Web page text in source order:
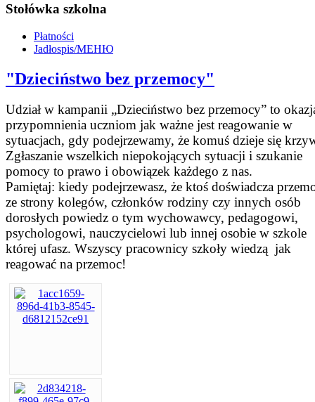
Stołówka szkolna
Płatności
Jadłospis/МЕНЮ
"Dzieciństwo bez przemocy"
Udział w kampanii „Dzieciństwo bez przemocy” to
przypomnienia uczniom jak ważne jest reagowanie w
sytuacjach, gdy podejrzewamy, że komuś dzieje się
Zgłaszanie wszelkich niepokojących sytuacji i szukanie
pomocy to prawo i obowiązek każdego z nas.
Pamiętaj: kiedy podejrzewasz, że ktoś doświadcza
ze strony kolegów, członków rodziny czy innych osób
dorosłych powiedz o tym wychowawcy, pedagogowi,
psychologowi, nauczycielowi lub innej osobie w szkole
której ufasz. Wszyscy pracownicy szkoły wiedzą jak
reagować na przemoc!